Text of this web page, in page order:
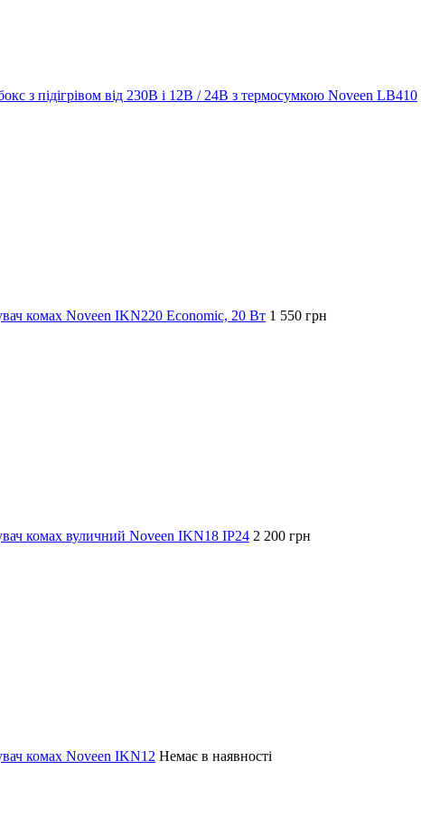
з підігрівом від 230В і 12В / 24В з термосумкою Noveen LB410
комах Noveen IKN220 Economic, 20 Вт 1 550 грн
комах вуличний Noveen IKN18 IP24 2 200 грн
комах Noveen IKN12 Немає в наявності